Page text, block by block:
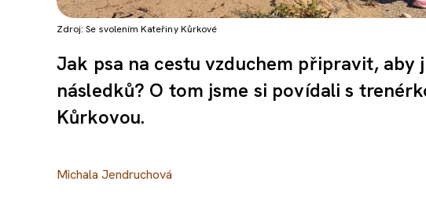
Zdroj: Se svolením Kateřiny Kůrkové
Jak psa na cestu vzduchem připravit,
následků? O tom jsme si povídali s
Kůrkovou.
Michala Jendruchová